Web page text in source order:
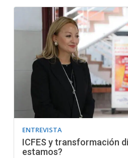
ENTREVISTA
ICFES y transformación
estamos?